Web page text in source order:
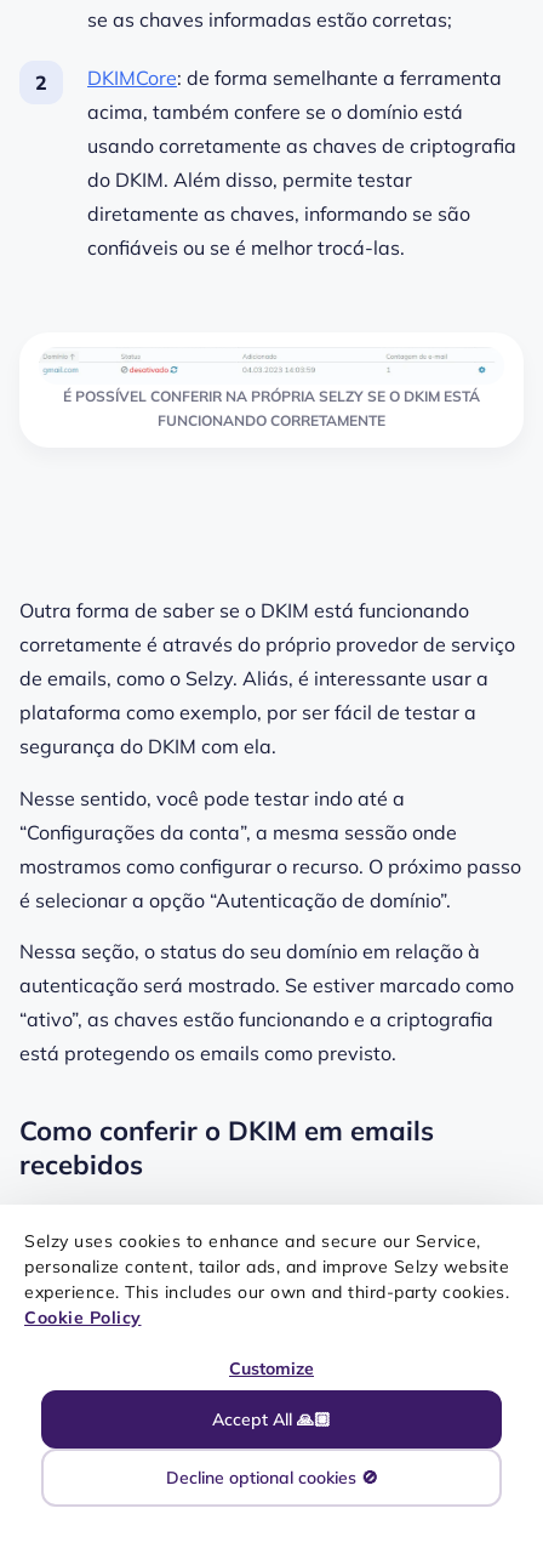
Selzy uses cookies to enhance and secure our Service,
personalize content, tailor ads, and improve Selzy website
experience. This includes our own and third-party cookies.
Cookie Policy
Accept All 🙏🏼
Customize
Decline optional cookies 🚫
se as chaves informadas estão corretas;
DKIMCore: de forma semelhante a ferramenta
acima, também confere se o domínio está
usando corretamente as chaves de criptografia
do DKIM. Além disso, permite testar
diretamente as chaves, informando se são
confiáveis ou se é melhor trocá-las.
É POSSÍVEL CONFERIR NA PRÓPRIA SELZY SE O DKIM ESTÁ
FUNCIONANDO CORRETAMENTE
Outra forma de saber se o DKIM está funcionando
corretamente é através do próprio provedor de serviço
de emails, como o Selzy. Aliás, é interessante usar a
plataforma como exemplo, por ser fácil de testar a
segurança do DKIM com ela.
Nesse sentido, você pode testar indo até a
“Configurações da conta”, a mesma sessão onde
mostramos como configurar o recurso. O próximo passo
é selecionar a opção “Autenticação de domínio”.
Nessa seção, o status do seu domínio em relação à
autenticação será mostrado. Se estiver marcado como
“ativo”, as chaves estão funcionando e a criptografia
está protegendo os emails como previsto.
Como conferir o DKIM em emails
recebidos
Também é possível testar de uma forma mais óbvia:
disparando para vários emails de serviços diferentes.
Ou seja, para o Gmail, Outlook, Yahoo e assim por
diante. Essa prática de teste pode até estar incluída
em sua lista de ações do seuemail marketing checklist